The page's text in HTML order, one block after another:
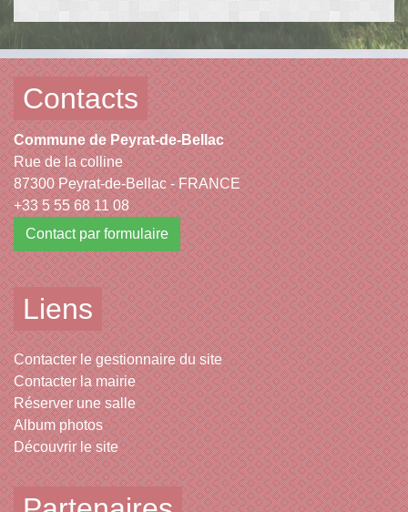
Contacts
Commune de Peyrat-de-Bellac
Rue de la colline
87300 Peyrat-de-Bellac - FRANCE
+33 5 55 68 11 08
Contact par formulaire
Liens
Contacter le gestionnaire du site
Contacter la mairie
Réserver une salle
Album photos
Découvrir le site